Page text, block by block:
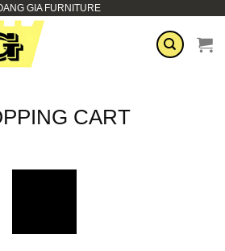
GIA FURNITURE
CART